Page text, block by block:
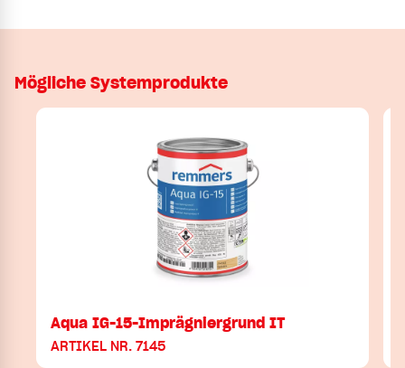
Mögliche Systemprodukte
Aqua IG-15-Imprägniergrund IT
ARTIKEL NR. 7145